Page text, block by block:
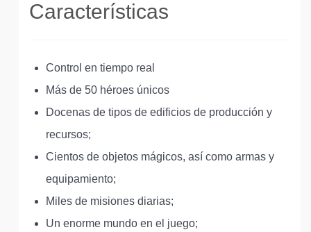
Características
Control en tiempo real
Más de 50 héroes únicos
Docenas de tipos de edificios de producción y
recursos;
Cientos de objetos mágicos, así como armas y
equipamiento;
Miles de misiones diarias;
Un enorme mundo en el juego;